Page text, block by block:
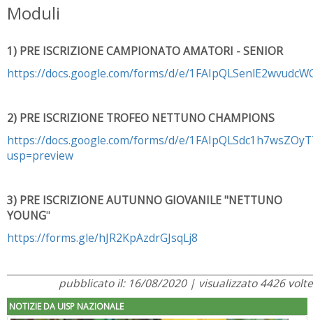
Moduli
1) PRE ISCRIZIONE CAMPIONATO AMATORI - SENIOR
https://docs.google.com/forms/d/e/
2) PRE ISCRIZIONE TROFEO NETTUNO CHAMPIONS
https://docs.google.com/forms/d/e/
usp=preview
3) PRE ISCRIZIONE AUTUNNO GIOVANILE "NETTUNO
YOUNG"
https://forms.gle/hJR2KpAzdrGJsqLj8
pubblicato il: 16/08/2020 | visualizzato 4426 volte
NOTIZIE DA UISP NAZIONALE